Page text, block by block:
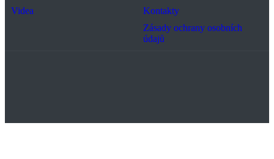
Videa
Kontakty
Zásady ochrany osobních
údajů